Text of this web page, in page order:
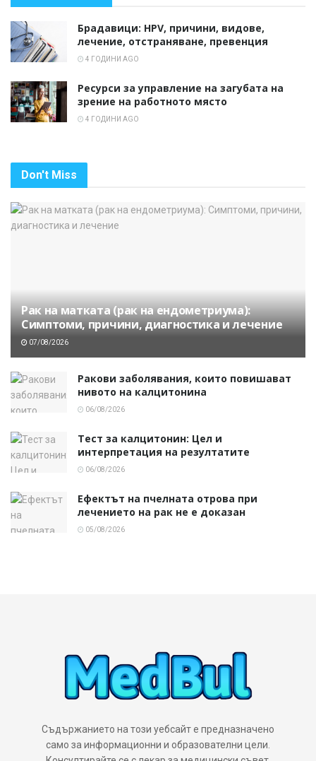
Брадавици: HPV, причини, видове,
лечение, отстраняване, превенция
4 ГОДИНИ AGO
Ресурси за управление на загубата на
зрение на работното място
4 ГОДИНИ AGO
Don't Miss
Рак на матката (рак на ендометриума):
Симптоми, причини, диагностика и лечение
07/08/2026
Ракови заболявания, които повишават
нивото на калцитонина
06/08/2026
Тест за калцитонин: Цел и
интерпретация на резултатите
06/08/2026
Ефектът на пчелната отрова при
лечението на рак не е доказан
05/08/2026
Съдържанието на този уебсайт е предназначено
само за информационни и образователни цели.